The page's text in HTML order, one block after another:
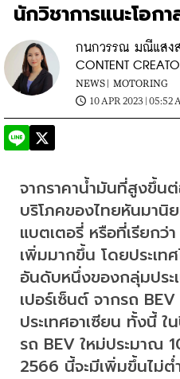
นักวิชาการแนะโอก
กนกวรรณ มณีแสงส
CONTENT
NEWS | MOTORING
10 APR 2023 | 05:52
จากราคาน้ำมันที่สูงขึ้น
บริโภคของไทยหันมานิ
แบตเตอรี่ หรือที่เรียก
เพิ่มมากขึ้น โดยประเท
อันดับหนึ่งของกลุ่มประ
เปอร์เซ็นต์ จากรถ
ประเทศอาเซียน ทั้งนี้ ใ
รถ BEV ใหม่ประมาณ
2566 นี้จะมีเพิ่มขึ้นไม่